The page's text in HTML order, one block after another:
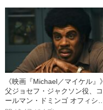
《映画『Michael／マイケル』》
父ジョセフ・ジャクソン役、コ
ールマン・ドミンゴ オフィシャ